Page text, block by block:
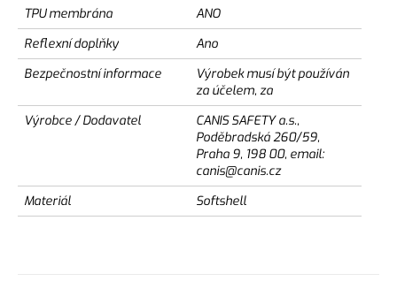
TPU membrána
ANO
Reflexní doplňky
Ano
Bezpečnostní informace
Výrobek musí být používán
za účelem, za
Výrobce / Dodavatel
CANIS SAFETY a.s.,
Poděbradská 260/59,
Praha 9, 198 00, email:
canis@canis.cz
Materiál
Softshell